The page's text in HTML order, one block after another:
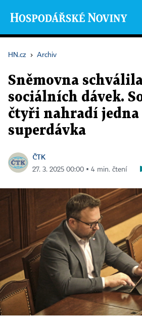
HN.cz › Archiv
Sněmovna
sociálních dávek.
čtyři nahradí jedna
superdávka
ČTK
27. 3. 2025 00:00 ▪ 4 min. čtení